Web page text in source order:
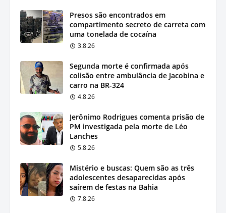
Presos são encontrados em
compartimento secreto de carreta com
uma tonelada de cocaína
3.8.26
Segunda morte é confirmada após
colisão entre ambulância de Jacobina e
carro na BR-324
4.8.26
Jerônimo Rodrigues comenta prisão de
PM investigada pela morte de Léo
Lanches
5.8.26
Mistério e buscas: Quem são as três
adolescentes desaparecidas após
saírem de festas na Bahia
7.8.26